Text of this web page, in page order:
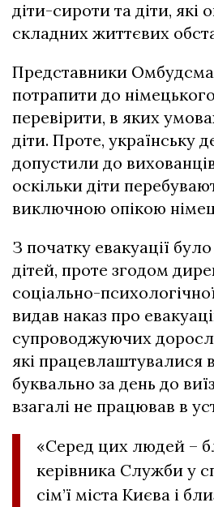
діти-сироти та діти, які
складних життєвих
Представники
потрапити до
перевірити, в яких
діти. Проте, українську
допустили до
оскільки діти
виключною опікою
З початку евакуації
дітей, проте згодом
соціально-психологічної
видав наказ про
супроводжуючих
які працевлаштувалися
буквально за день до
взагалі не працював в
«Серед цих людей –
керівника Служби у
сім’ї міста Києва і